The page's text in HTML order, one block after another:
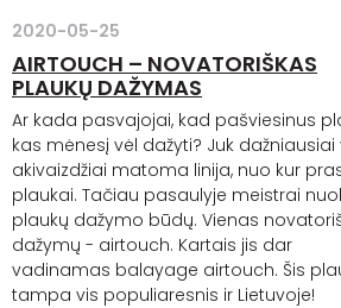
2020-05-25
AIRTOUCH – NOVATORIŠKAS
PLAUKŲ DAŽYMAS
Ar kada pasvajojai, kad pašviesinus
kas mėnesį vėl dažyti? Juk
akivaizdžiai matoma linija, nuo kur
plaukai. Tačiau pasaulyje meistrai
plaukų dažymo būdų. Vienas
dažymų - airtouch. Kartais jis dar
vadinamas balayage airtouch. Šis
tampa vis populiaresnis ir Lietuvoje!